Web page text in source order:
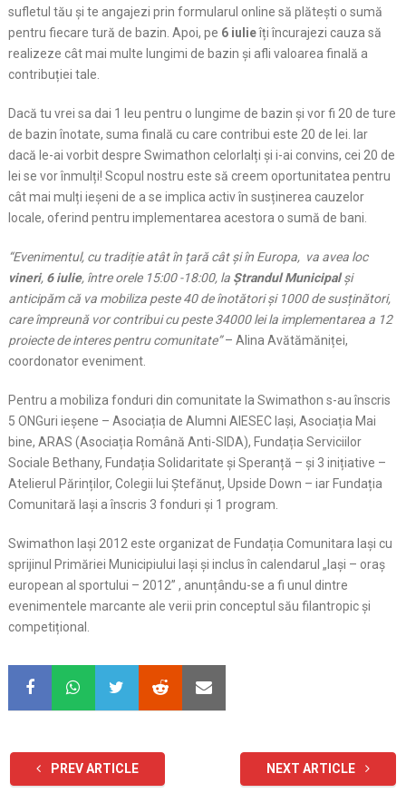
sufletul tău și te angajezi prin formularul online să plătești o sumă
pentru fiecare tură de bazin. Apoi, pe 6 iulieîți încurajezi cauza să
realizeze cât mai multe lungimi de bazin și afli valoarea finală a
contribuției tale.
Dacă tu vrei sa dai 1 leu pentru o lungime de bazin și vor fi 20 de ture
de bazin înotate, suma finală cu care contribui este 20 de lei. Iar
dacă le-ai vorbit despre Swimathon celorlalți și i-ai convins, cei 20 de
lei se vor înmulți! Scopul nostru este să creem oportunitatea pentru
cât mai mulți ieșeni de a se implica activ în susținerea cauzelor
locale, oferind pentru implementarea acestora o sumă de bani.
“Evenimentul, cu tradiție atât în țară cât și în Europa, va avea loc
vineri,6 iulie, între orele 15:00 -18:00, la Ștrandul Municipalși
anticipăm că va mobiliza peste 40 de înotători și 1000 de susținători,
care împreună vor contribui cu peste 34000 lei la implementarea a 12
proiecte de interes pentru comunitate”– Alina Avătămăniței,
coordonator eveniment.
Pentru a mobiliza fonduri din comunitate la Swimathon s-au înscris
5 ONGuri ieșene – Asociația de Alumni AIESEC Iași, Asociația Mai
bine, ARAS (Asociația Română Anti-SIDA), Fundația Serviciilor
Sociale Bethany, Fundația Solidaritate și Speranță – și 3 inițiative –
Atelierul Părinților, Colegii lui Ștefănuț, Upside Down – iar Fundația
Comunitară Iași a înscris 3 fonduri și 1 program.
Swimathon Iași 2012 este organizat de Fundația Comunitara Iași cu
sprijinul Primăriei Municipiului Iași și inclus în calendarul „Iași – oraș
european al sportului – 2012” , anunțându-se a fi unul dintre
evenimentele marcante ale verii prin conceptul său filantropic și
competițional.
PREV ARTICLE NEXT ARTICLE